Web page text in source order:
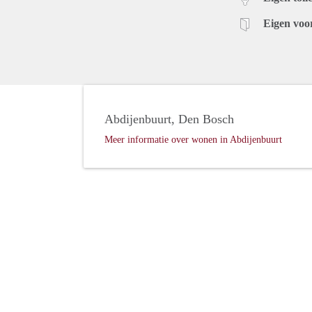
Eigen
Abdijenbuurt, Den Bosch
Meer informatie over wonen in Abdijenbuurt